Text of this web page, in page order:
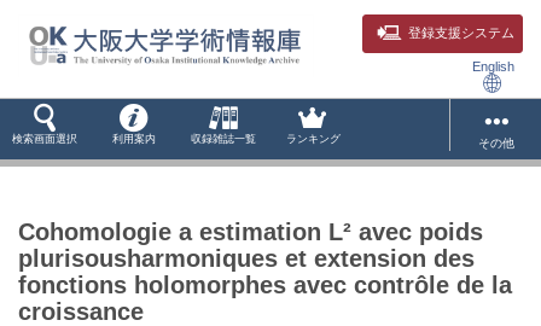
登録支援システム
English
検索画面選択 利用案内 収録雑誌一覧 ランキング その他
Cohomologie a estimation L² avec poids
plurisousharmoniques et extension des
fonctions holomorphes avec contrôle de la
croissance